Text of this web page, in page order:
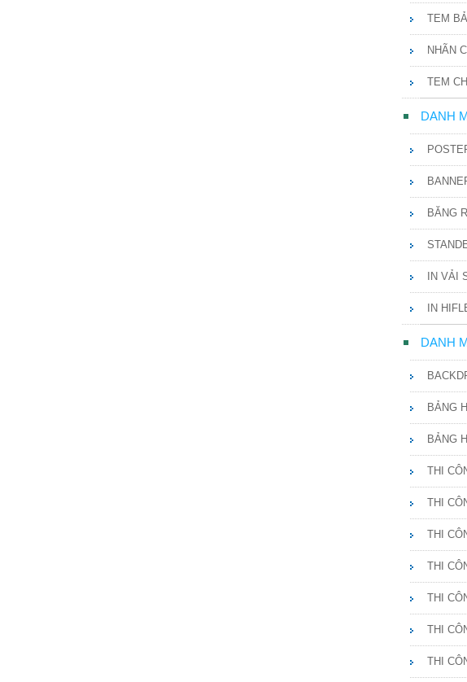
TEM
NHÃN
TEM
DANH
BĂNG
IN VẢI
IN
DANH
BẢNG
BẢNG
THI
THI
THI
THI
THI
THI
THI